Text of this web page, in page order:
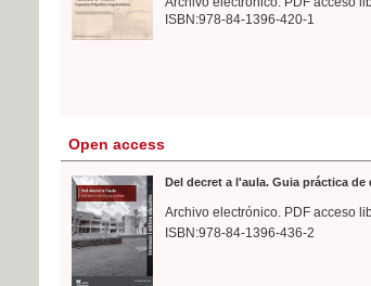
ISBN:978-84-1396-420-1
Open access
Del decret a l'aula. Guia práctica
Archivo electrónico. PDF acceso
ISBN:978-84-1396-436-2